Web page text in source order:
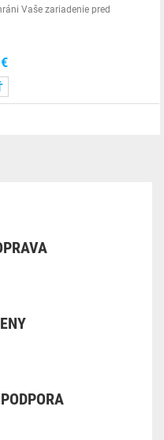
Vaše zariadenie pred
€